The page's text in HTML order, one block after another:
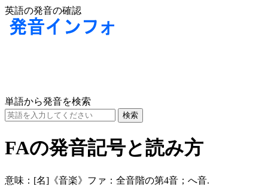
英語の発音の確認
単語から発音を検索
FAの発音記号と読み方
意味： [名] 《音楽》ファ：全音階の第4音；へ音.